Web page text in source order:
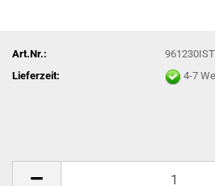
Art.Nr.:
961230IST
Lieferzeit:
4-7